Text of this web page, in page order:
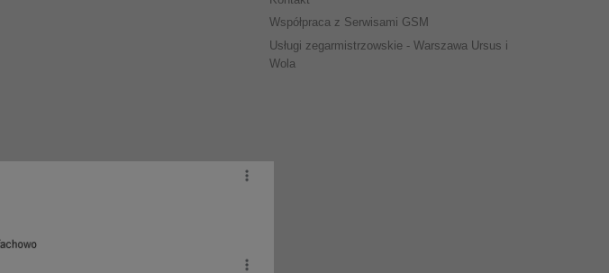
Współpraca z Serwisami GSM
Usługi zegarmistrzowskie - Warszawa Ursus i
Wola